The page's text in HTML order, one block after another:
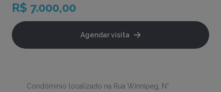
R$ 7.000,00
Agendar visita
Condôminio localizado na Rua Winnipeg, N°